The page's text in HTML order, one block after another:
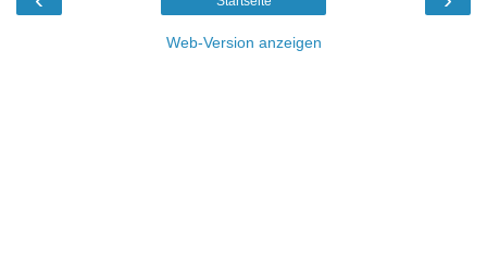
Web-Version anzeigen